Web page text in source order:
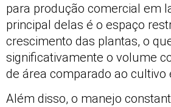
para produção comercial em
principal delas é o espaço
crescimento das plantas, o
significativamente o volume
de área comparado ao cultivo
Além disso, o manejo